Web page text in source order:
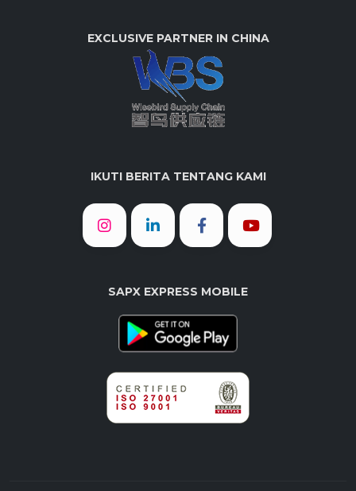
EXCLUSIVE PARTNER IN CHINA
IKUTI BERITA TENTANG KAMI
SAPX EXPRESS MOBILE